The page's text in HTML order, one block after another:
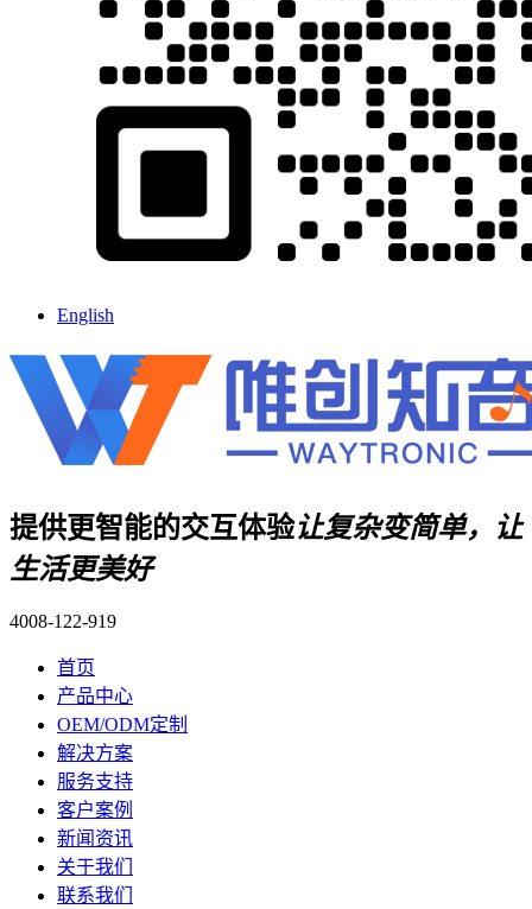
English
提供更智能的交互体验让复杂变简单，让
生活更美好
4008-122-919
首页
产品中心
OEM/ODM定制
解决方案
服务支持
客户案例
新闻资讯
关于我们
联系我们